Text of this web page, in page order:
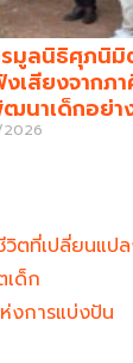
รมูลนิธิศุภนิ
เสียงจากภา
นาเด็กอย่า
วิตที่เปลี่ยนแป
เด็ก
งการแบ่งปัน